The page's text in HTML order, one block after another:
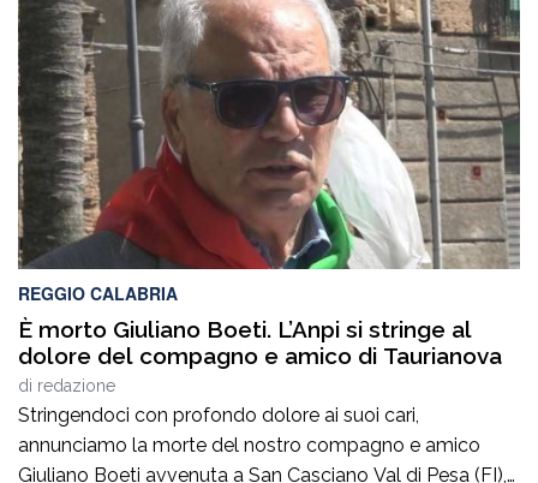
calabresi.Settant’anni dopo, il tempo non può cancellare
il dolore di quelle famiglie e il sacrificio di quegli uomini
che avevano lasciato la […]
REGGIO CALABRIA
È morto Giuliano Boeti. L’Anpi si stringe al
dolore del compagno e amico di Taurianova
di redazione
Stringendoci con profondo dolore ai suoi cari,
annunciamo la morte del nostro compagno e amico
Giuliano Boeti avvenuta a San Casciano Val di Pesa (FI),